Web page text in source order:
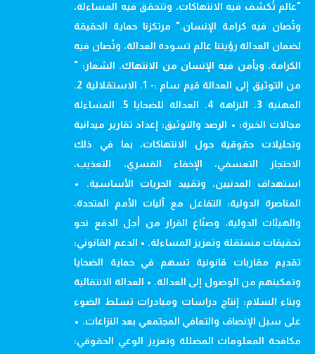
"عالم تُكشف فيه الانتهاكات، وتتحقق فيه المساءلة،
وتُصان فيه كرامة الإنسان." مرتكزنا حماية الحقيقة
لضمان العدالة رؤيتنا عالم تسوده العدالة، وتُصان فيه
الكرامة، ويأمن فيه الإنسان من الانتهاك. الشعار: "
من التوثيق إلى العدالة قيم سام :- 1. الاستقلالية 2.
المهنية 3. النزاهة 4. العدالة للضحايا 5. المساءلة
مجالات الخبرة: • الرصد والتوثيق: إعداد تقارير ميدانية
وتحليلات حقوقية حول الانتهاكات، بما في ذلك
الاحتجاز التعسفي، الإخفاء القسري، التعذيب،
استهداف المدنيين، وتقييد الحريات الأساسية. •
المناصرة الدولية: التفاعل مع آليات الأمم المتحدة،
والهيئات الدولية، وصنّاع القرار من أجل الدفع نحو
تحقيقات مستقلة وتعزيز المساءلة. • الدعم القانوني:
تقديم مقاربات قانونية تسهم في حماية الضحايا
وتمكينهم من الوصول إلى العدالة. • العدالة الانتقالية
وبناء السلام: إنتاج دراسات ومبادرات تسلط الضوء
على سبل الإنصاف والتعافي المجتمعي بعد النزاعات. •
مكافحة المعلومات المضللة وتعزيز الوعي الحقوقي: